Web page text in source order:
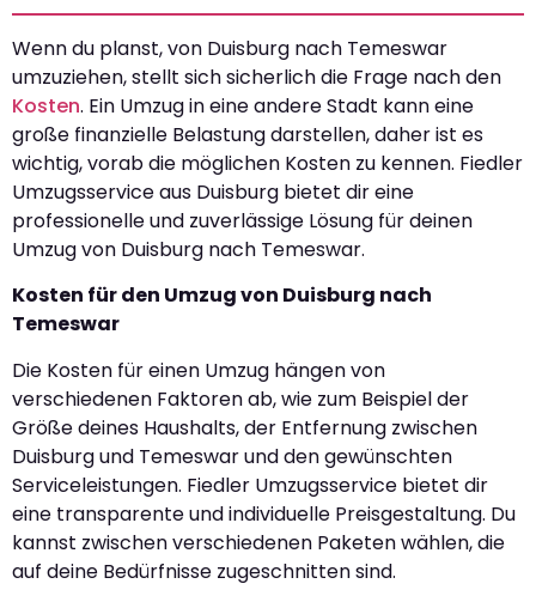
Wenn du planst, von Duisburg nach Temeswar
umzuziehen, stellt sich sicherlich die Frage nach den
Kosten. Ein Umzug in eine andere Stadt kann eine
große finanzielle Belastung darstellen, daher ist es
wichtig, vorab die möglichen Kosten zu kennen. Fiedler
Umzugsservice aus Duisburg bietet dir eine
professionelle und zuverlässige Lösung für deinen
Umzug von Duisburg nach Temeswar.
Kosten für den Umzug von Duisburg nach
Temeswar
Die Kosten für einen Umzug hängen von
verschiedenen Faktoren ab, wie zum Beispiel der
Größe deines Haushalts, der Entfernung zwischen
Duisburg und Temeswar und den gewünschten
Serviceleistungen. Fiedler Umzugsservice bietet dir
eine transparente und individuelle Preisgestaltung. Du
kannst zwischen verschiedenen Paketen wählen, die
auf deine Bedürfnisse zugeschnitten sind.